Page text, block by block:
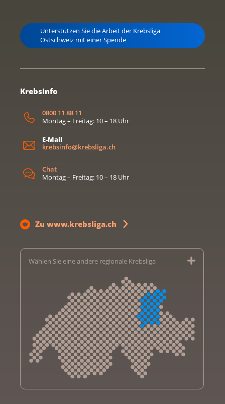
Unterstützen Sie die Arbeit der Krebsliga
Ostschweiz mit einer Spende
KrebsInfo
0800 11 88 11
Montag – Freitag: 10 – 18 Uhr
E-Mail
krebsinfo@krebsliga.ch
Chat
Montag – Freitag: 10 – 18 Uhr
Zu www.krebsliga.ch
Wählen Sie eine andere regionale Krebsliga